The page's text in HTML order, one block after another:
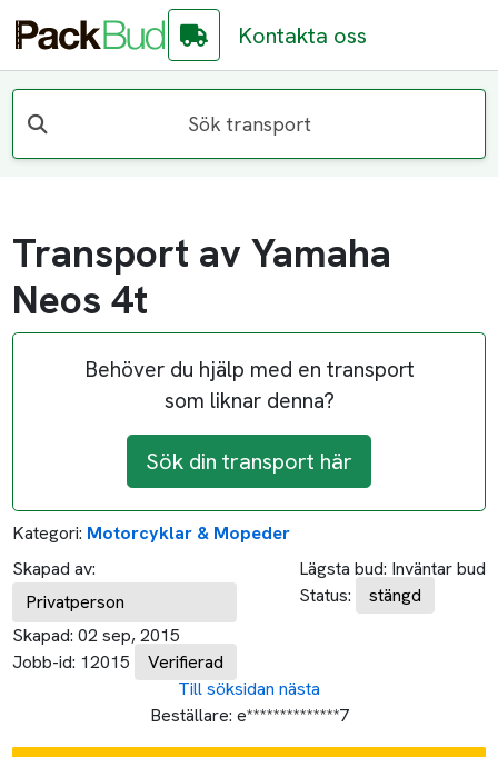
Kontakta oss
Sök transport
Transport av Yamaha
Neos 4t
Behöver du hjälp med en transport
som liknar denna?
Sök din transport här
Kategori: Motorcyklar & Mopeder
Skapad av:
Privatperson
Skapad: 02 sep, 2015
Jobb-id: 12015 Verifierad
Lägsta bud: Inväntar bud
Status:
stängd
Till söksidan nästa
Beställare: e**************7